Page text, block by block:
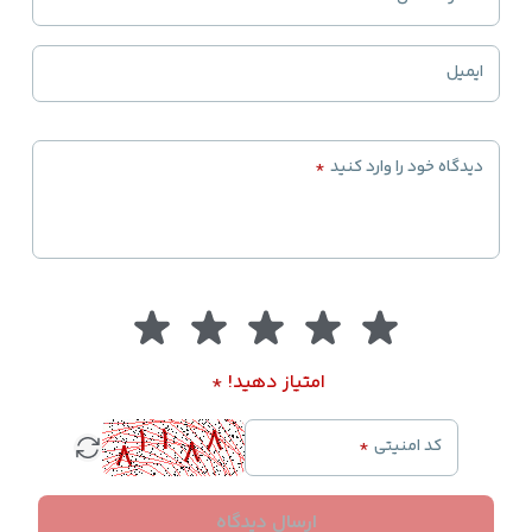
جمله هولوگرام شرکت S&A و سریال مندرج در پشت دستگاه
توجه داشت
چیلر به شکل نرمال نیازی به سرویس ندارد چرا که کمپرسور
داخل محفظه است و هیچ گونه گرد و خاکی به آن وارد
نمی‌شود ولی برای کاهش تلفات و همچنین مصرف برق بهتر
برای عدم بروز مشکل حتما از وجود و سالم بودن سیستم
کارکرد چیلر مانند آب سرد کن ولی به شکل صنعتی و قوی‌‌تر
شده و چرخش آن داخل لوله‌های عبور کرده از منبع آب موجب
کاهش دمای آب می‌شود
این نکته بسیار مهم است که در صورت استفاده از آب کثیف
و دارای ذرات معلق موجب سوراخ شدن این لوله‌ها و از کار
ایمیل
دیدگاه خود را وارد کنید *
امتیاز دهید! *
کد امنیتی *
ارسال دیدگاه